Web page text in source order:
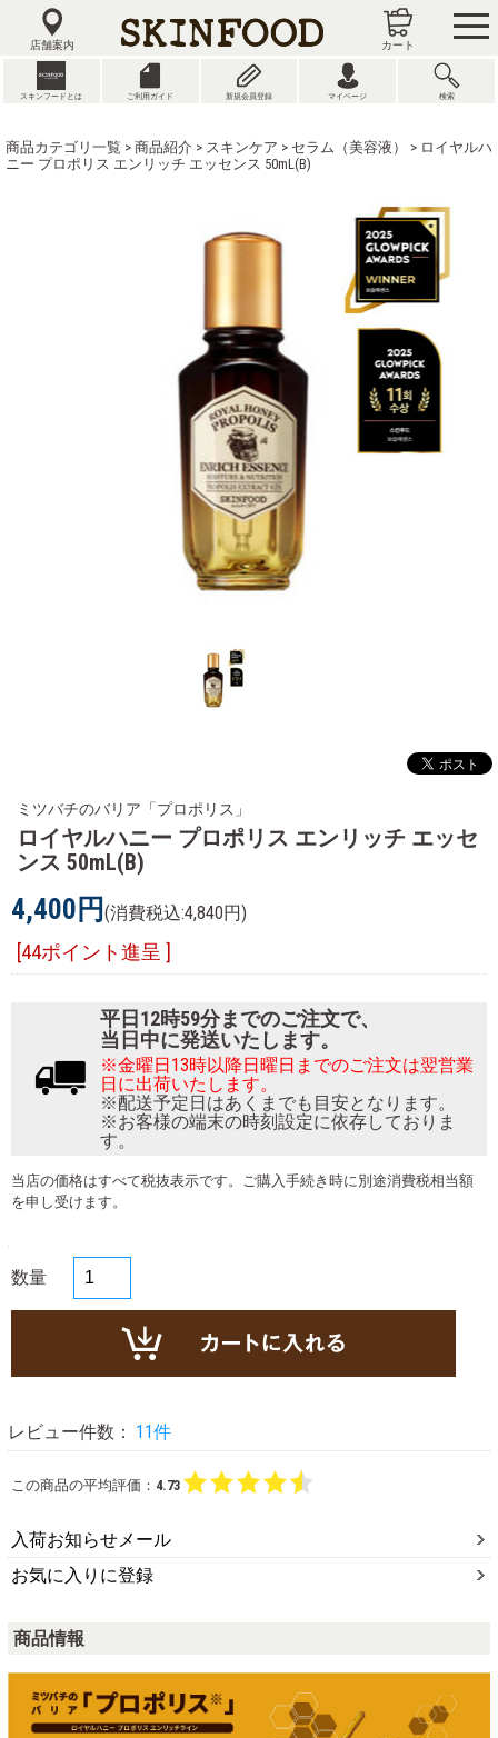
店舗案内 カート
スキンフードとは ご利用ガイド 新規会員登録 マイページ 検索
商品カテゴリ一覧 > 商品紹介 > スキンケア > セラム（美容液）
> ロイヤルハ
ニー プロポリス エンリッチ エッセンス 50mL(B)
ミツバチのバリア「プロポリス」
ロイヤルハニー プロポリス エンリッチ エッセ
ンス 50mL(B)
4,400円 (消費税込:4,840円)
[44ポイント進呈 ]
平日12時59分までのご注文で、
当日中に発送いたします。
※金曜日13時以降日曜日までのご注文は翌営業
日に出荷いたします。
※配送予定日はあくまでも目安となります。
※お客様の端末の時刻設定に依存しておりま
す。
当店の価格はすべて税抜表示です。ご購入手続き時に別途消費税相当額
を申し受けます。
数量
レビュー件数： 11件
この商品の平均評価： 4.73
入荷お知らせメール
お気に入りに登録
商品情報